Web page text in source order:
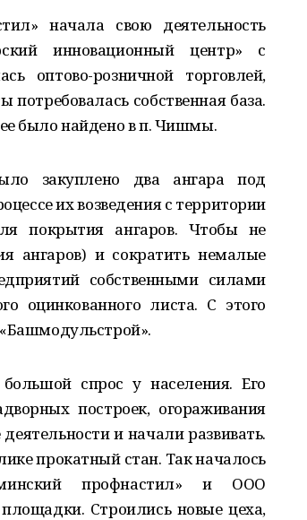
начала свою деятельность
инновационный центр» с
оптово-розничной торговлей,
собственная база.
было найдено в п. Чишмы.
закуплено два ангара под
их возведения с территории
покрытия ангаров. Чтобы не
ангаров) и сократить немалые
собственными силами
оцинкованного листа. С этого
спрос у населения. Его
построек, огораживания
и начали развивать.
прокатный стан. Так началось
профнастил» и ООО
Строились новые цеха,